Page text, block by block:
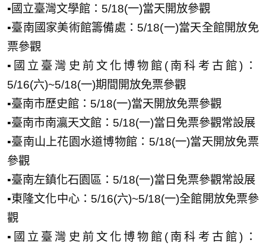
▪️國立臺灣文學館：5/18(一)當天開放參觀
▪️臺南國家美術館籌備處：5/18(一)當天全館開放免
票參觀
▪️國立臺灣史前文化博物館(南科考古館)：
5/16(六)~5/18(一)期間開放免票參觀
▪️臺南市歷史館：5/18(一)當天開放免票參觀
▪️臺南市南瀛天文館：5/18(一)當日免票參觀常設展
▪️臺南山上花園水道博物館：5/18(一)當天開放免票
參觀
▪️臺南左鎮化石園區：5/18(一)當日免票參觀常設展
▪️東隆文化中心：5/16(六)~5/18(一)全館開放免票參
觀
▪️國立臺灣史前文化博物館(南科考古館)：